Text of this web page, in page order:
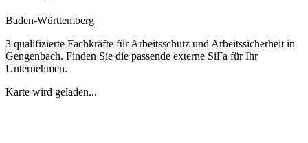
Baden-Württemberg
3 qualifizierte Fachkräfte für Arbeitsschutz und Arbeitssicherheit in
Gengenbach. Finden Sie die passende externe SiFa für Ihr
Unternehmen.
Karte wird geladen...